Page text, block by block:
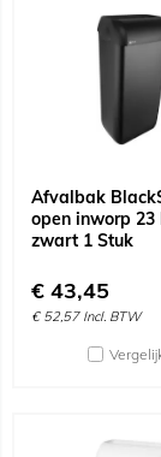
Afvalbak
open inworp 23
zwart 1 Stuk
€ 43,45
€ 52,57 Incl. BTW